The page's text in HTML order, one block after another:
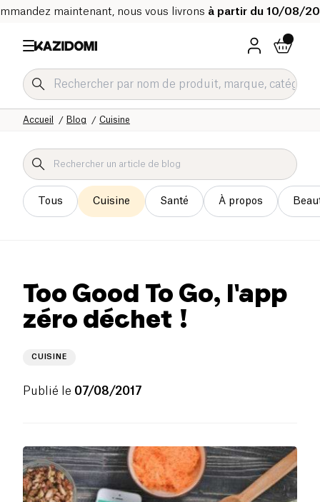
maintenant, nous vous livrons à partir du 10/08/
Cuisine
Blog
Accueil
Tous Cuisine Santé À propos
Too Good To Go, l'app
zéro déchet !
CUISINE
Publié le 07/08/2017